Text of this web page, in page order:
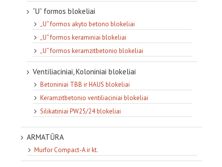
“U” formos blokeliai
„U“ formos akyto betono blokeliai
„U“ formos keraminiai blokeliai
„U“ formos keramzitbetonio blokeliai
Ventiliaciniai, Koloniniai blokeliai
Betoniniai TBB ir HAUS blokeliai
Keramzitbetonio ventiliaciniai blokeliai
Silikatiniai PW25/24 blokeliai
ARMATŪRA
Murfor Compact-A ir kt.